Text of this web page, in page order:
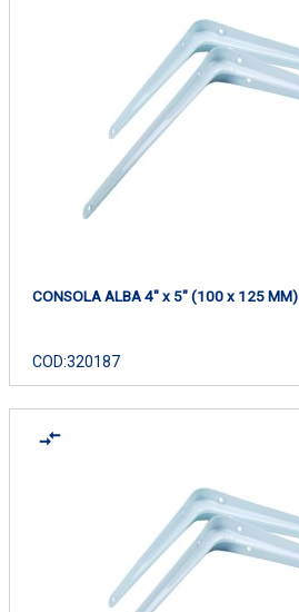
CONSOLA ALBA 4" x 5" (100 x 125 MM)
COD:320187